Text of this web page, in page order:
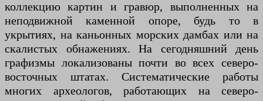
коллекцию картин и гравюр, выполненных на
неподвижной каменной опоре, будь то в
укрытиях, на каньонных морских дамбах или на
скалистых обнажениях. На сегодняшний день
графизмы локализованы почти во всех северо-
восточных штатах. Систематические работы
многих археологов, работающих на северо-